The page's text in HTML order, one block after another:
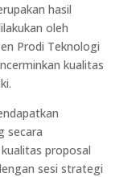
hasil
oleh
Prodi Teknologi
kualitas
secara
proposal
sesi strategi